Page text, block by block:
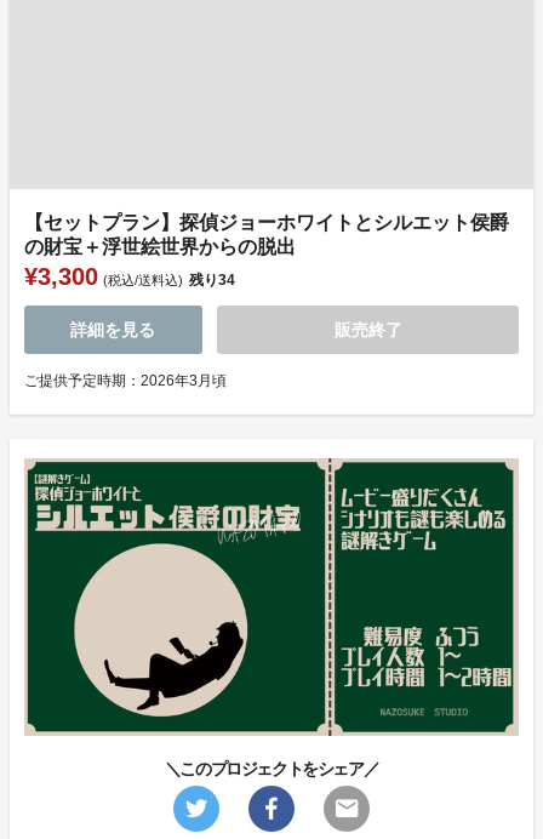
【セットプラン】探偵ジョーホワイトとシルエット侯爵
の財宝＋浮世絵世界からの脱出
¥3,300 (税込/送料込) 残り34
詳細を見る 販売終了
ご提供予定時期：2026年3月頃
＼このプロジェクトをシェア／